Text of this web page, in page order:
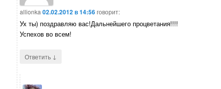
allionka 02.02.2012 в 14:56говорит:
Ух ты) поздравляю вас!Дальнейшего процветания!!!!
Успехов во всем!
Ответить ↓